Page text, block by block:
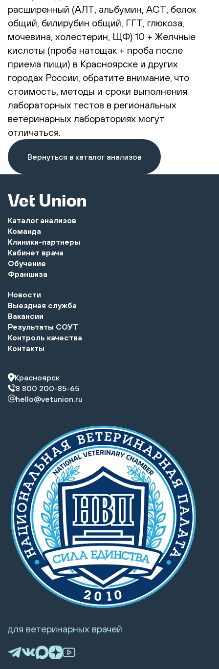
расширенный (АЛТ, альбумин, АСТ, белок
общий, билирубин общий, ГГТ, глюкоза,
мочевина, холестерин, ЩФ) 10 + Желчные
кислоты (проба натощак + проба после
приема пищи) в Красноярске и других
городах России, обратите внимание, что
стоимость, методы и сроки выполнения
лабораторных тестов в региональных
ветеринарных лабораториях могут
отличаться.
Вернуться в каталог анализов
Каталог анализов
Команда
Клиники-партнеры
Кабинет врача
Обучение
Франшиза
Новости
Выездная служба
Вакансии
Результаты СОУТ
Контроль качества
Контакты
Красноярск
8 800 200-85-65
hello@vetunion.ru
для ветеринарных врачей